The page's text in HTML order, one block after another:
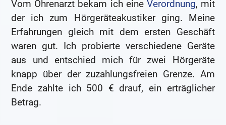
Vom Ohrenarzt bekam ich eine Verordnung, mit
der ich zum Hörgeräteakustiker ging. Meine
Erfahrungen gleich mit dem ersten Geschäft
waren gut. Ich probierte verschiedene Geräte
aus und entschied mich für zwei Hörgeräte
knapp über der zuzahlungsfreien Grenze. Am
Ende zahlte ich 500 € drauf, ein erträglicher
Betrag.